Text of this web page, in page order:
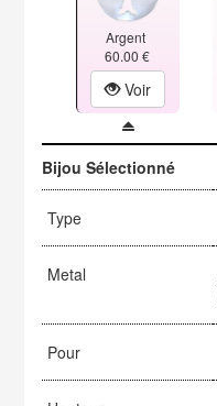
Argent
60.00 €
Voir
Bijou Sélectionné
Type
Metal
Pour